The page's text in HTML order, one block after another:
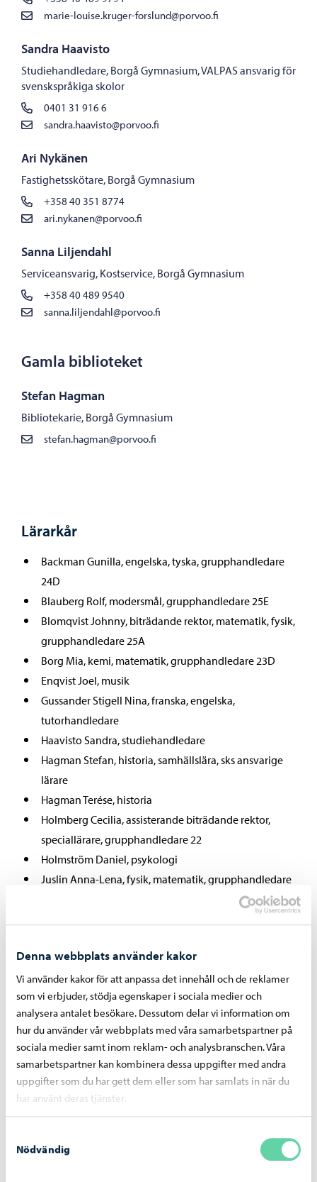
Denna webbplats använder kakor
Vi använder kakor för att anpassa det innehåll och de reklamer
som vi erbjuder, stödja egenskaper i sociala medier och
analysera antalet besökare. Dessutom delar vi information om
hur du använder vår webbplats med våra samarbetspartner på
sociala medier samt inom reklam- och analysbranschen. Våra
samarbetspartner kan kombinera dessa uppgifter med andra
uppgifter som du har gett dem eller som har samlats in när du
har använt deras tjänster.
Nödvändig
marie-louise.kruger-forslund@porvoo.fi
Sandra Haavisto
Studiehandledare, Borgå Gymnasium, VALPAS ansvarig för
svenskspråkiga skolor
0401 31 916 6
sandra.haavisto@porvoo.fi
Ari Nykänen
Fastighetsskötare, Borgå Gymnasium
+358 40 351 8774
ari.nykanen@porvoo.fi
Sanna Liljendahl
Serviceansvarig, Kostservice, Borgå Gymnasium
+358 40 489 9540
sanna.liljendahl@porvoo.fi
Gamla biblioteket
Stefan Hagman
Bibliotekarie, Borgå Gymnasium
stefan.hagman@porvoo.fi
Lärarkår
Backman Gunilla, engelska, tyska, grupphandledare
24D
Blauberg Rolf, modersmål, grupphandledare 25E
Blomqvist Johnny, biträdande rektor, matematik, fysik,
grupphandledare 25A
Borg Mia, kemi, matematik, grupphandledare 23D
Enqvist Joel, musik
Gussander Stigell Nina, franska, engelska,
tutorhandledare
Haavisto Sandra, studiehandledare
Hagman Stefan, historia, samhällslära, sks ansvarige
lärare
Hagman Terése, historia
Holmberg Cecilia, assisterande biträdande rektor,
speciallärare, grupphandledare 22
Holmström Daniel, psykologi
Juslin Anna-Lena, fysik, matematik, grupphandledare
Krüger-Forslund Marie-Louise, studiehandledare
Lindell Fredrika, modersmål
Linnaila Charlotta, gymnastik och hälsokunskap
López-Strömberg Leopoldo, matematik, fysik,
grupphandledare 23C
Lähderanta Esteri, finska, grupphandledare 24C
Nordman Clara, religion, psykologi, filosofi,
grupphandledare 25C
Rasinperä Heli, matematik, kemi, biologi,